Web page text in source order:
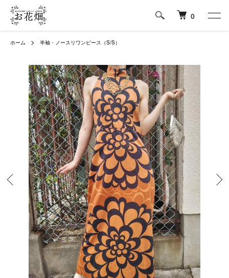
0
ホーム 半袖・ノースリワンピース（S/S）